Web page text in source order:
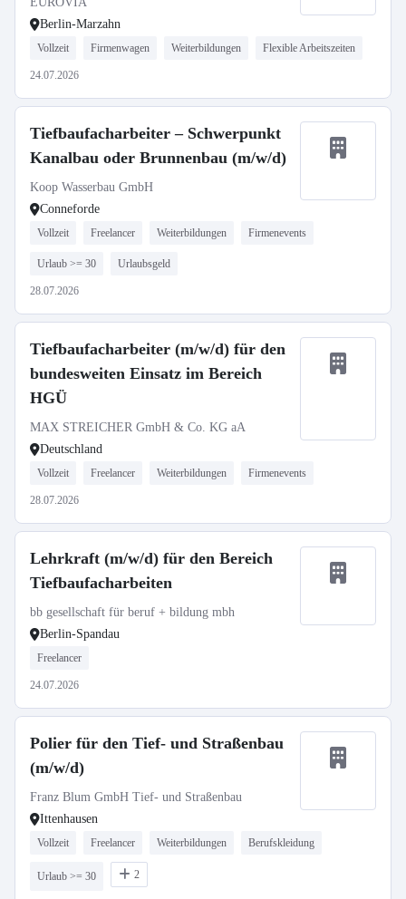
Berlin-Marzahn
Vollzeit Firmenwagen Weiterbildungen Flexible Arbeitszeiten
24.07.2026
Tiefbaufacharbeiter – Schwerpunkt
Kanalbau oder Brunnenbau (m/w/d)
Koop Wasserbau GmbH
Conneforde
Vollzeit Freelancer Weiterbildungen Firmenevents
Urlaub >= 30 Urlaubsgeld
28.07.2026
Tiefbaufacharbeiter (m/w/d) für den
bundesweiten Einsatz im Bereich
HGÜ
MAX STREICHER GmbH & Co. KG aA
Deutschland
Vollzeit Freelancer Weiterbildungen Firmenevents
28.07.2026
Lehrkraft (m/w/d) für den Bereich
Tiefbaufacharbeiten
bb gesellschaft für beruf + bildung mbh
Berlin-Spandau
Freelancer
24.07.2026
Polier für den Tief- und Straßenbau
(m/w/d)
Franz Blum GmbH Tief- und Straßenbau
Ittenhausen
Vollzeit Freelancer Weiterbildungen Berufskleidung
Urlaub >= 30 2